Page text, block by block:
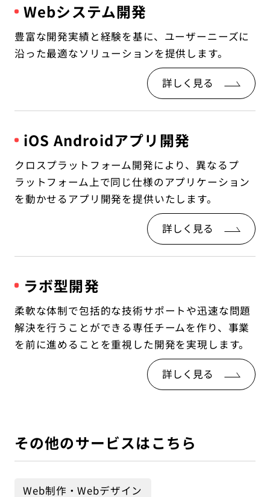
Webシステム開発
豊富な開発実績と経験を基に、ユーザーニーズに
沿った最適なソ リューションを提供します。
詳しく見る
iOS Androidアプリ開発
クロスプラットフォーム開発により、異なるプ
ラットフォーム上で同じ仕様のアプリケーション
を動かせるアプリ開発を提供いたします。
詳しく見る
ラボ型開発
柔軟な体制で包括的な技術サポートや迅速な問題
解決を行うことができる専任チームを作り、事業
を前に進めることを重視した開発を実現します。
詳しく見る
その他のサービスはこちら
Web制作・Webデザイン